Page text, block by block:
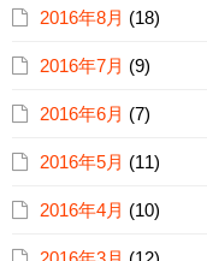
2016年8月 (18)
2016年7月 (9)
2016年6月 (7)
2016年5月 (11)
2016年4月 (10)